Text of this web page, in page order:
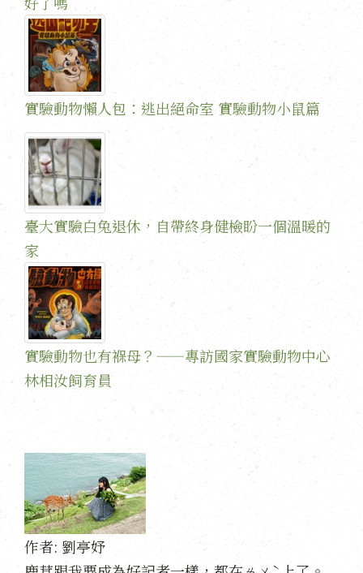
實驗動物懶人包：逃出絕命室 實驗動物小鼠篇
臺大實驗白兔退休，自帶終身健檢盼一個溫暖的
家
實驗動物也有褓母？——專訪國家實驗動物中心
林相汝飼育員
作者: 劉亭妤